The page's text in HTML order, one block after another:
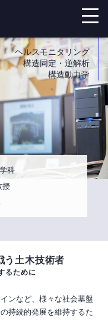
ヘルスモニタリング
構造同定・逆解析
構造動力学
科
授
う土木技術者
るために
ンなど、様々な社会基盤
持続的発展を維持するた